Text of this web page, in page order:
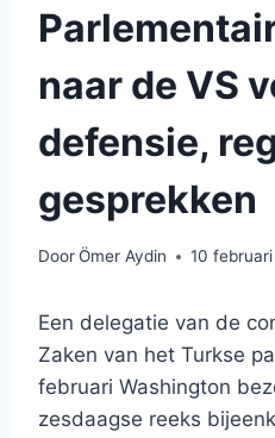
naar de VS
defensie,
gesprekken
DoorÖmer Aydin 10
Een delegatie van de
Zaken van het Turkse
februari Washington
zesdaagse reeks